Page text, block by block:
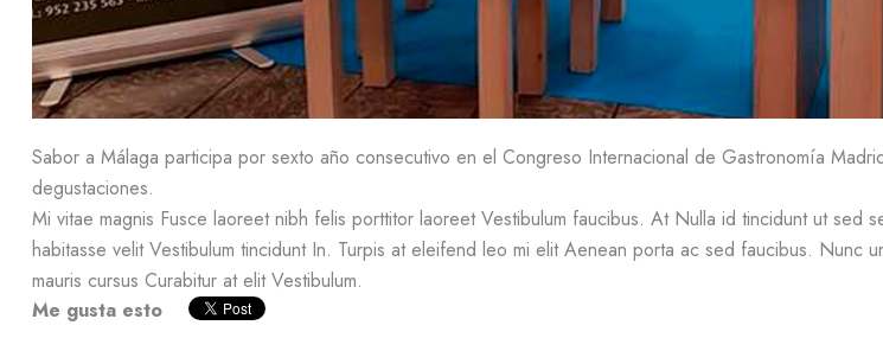
Sabor a Málaga participa por sexto año consecutivo en el Congreso Internacional de Gastronomía
degustaciones.
Mi vitae magnis Fusce laoreet nibh felis porttitor laoreet Vestibulum faucibus. At Nulla id tincidunt ut sed
habitasse velit Vestibulum tincidunt In. Turpis at eleifend leo mi elit Aenean porta ac sed faucibus. Nunc
mauris cursus Curabitur at elit Vestibulum.
Me gusta esto